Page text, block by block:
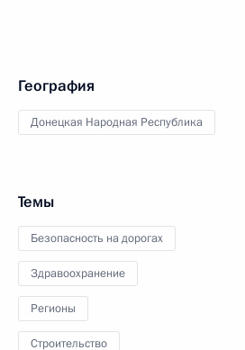
География
Донецкая Народная Республика
Темы
Безопасность на дорогах
Здравоохранение
Регионы
Строительство